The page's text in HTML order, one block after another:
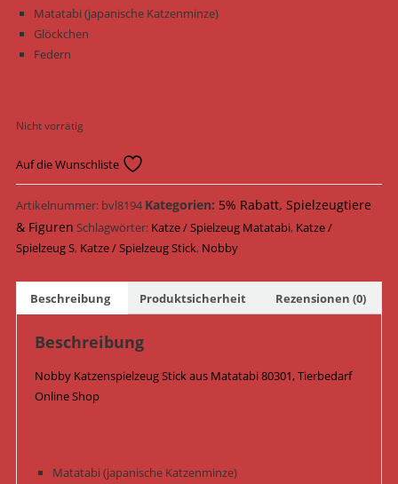
Matatabi (japanische Katzenminze)
Glöckchen
Federn
Nicht vorrätig
Auf die Wunschliste
Artikelnummer: bvl8194 Kategorien: 5% Rabatt, Spielzeugtiere
& Figuren Schlagwörter: Katze / Spielzeug Matatabi, Katze /
Spielzeug S, Katze / Spielzeug Stick, Nobby
Beschreibung Produktsicherheit Rezensionen (0)
Beschreibung
Nobby Katzenspielzeug Stick aus Matatabi 80301, Tierbedarf
Online Shop
Matatabi (japanische Katzenminze)